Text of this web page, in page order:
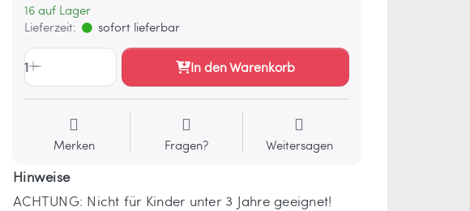
16 auf Lager
Lieferzeit:
sofort lieferbar
1 In den Warenkorb
Merken Fragen? Weitersagen
Hinweise
ACHTUNG: Nicht für Kinder unter 3 Jahre geeignet!